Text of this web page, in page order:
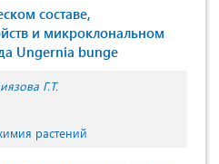
составе,
и микроклональном
Ungernia bunge
Г.Т.
растений